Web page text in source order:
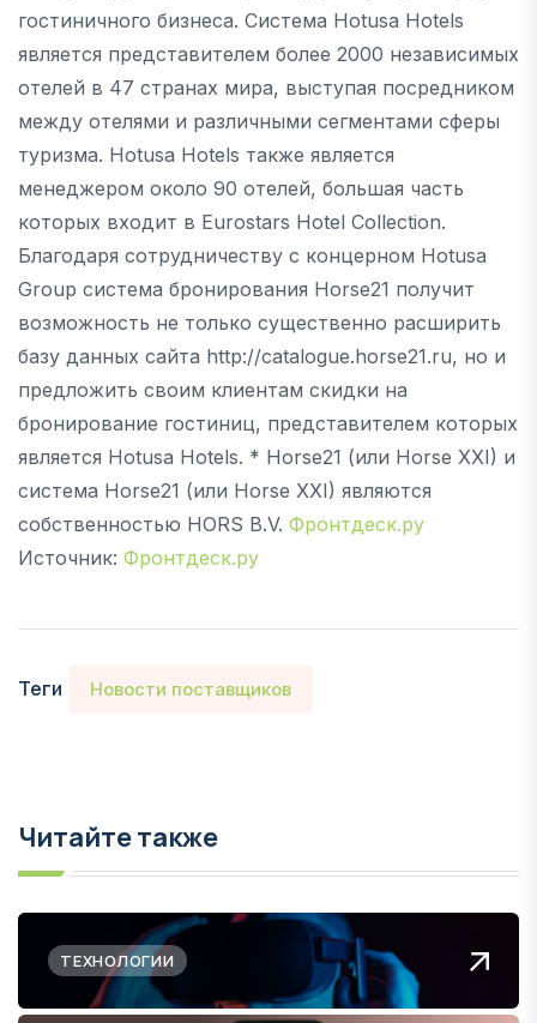
гостиничного бизнеса. Cистема Hotusa Hotels
является представителем более 2000 независимых
отелей в 47 странах мира, выступая посредником
между отелями и различными сегментами сферы
туризма. Hotusa Hotels также является
менеджером около 90 отелей, большая часть
которых входит в Eurostars Hotel Collection.
Благодаря сотрудничеству с концерном Hotusa
Group система бронирования Horse21 получит
возможность не только существенно расширить
базу данных сайта http://catalogue.horse21.ru, но и
предложить своим клиентам скидки на
бронирование гостиниц, представителем которых
является Hotusa Hotels. * Horse21 (или Horse XXI) и
система Horse21 (или Horse XXI) являются
собственностью HORS B.V. Фронтдеск.ру
Источник: Фронтдеск.ру
Теги Новости поставщиков
Читайте также
ТЕХНОЛОГИИ